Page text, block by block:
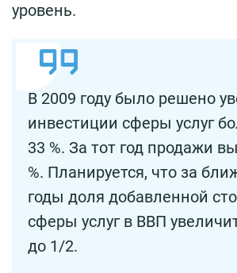
уровень.
В 2009 году было решено
инвестиции сферы услуг
33 %. За тот год продажи
%. Планируется, что за
годы доля добавленной
сферы услуг в ВВП
до 1/2.